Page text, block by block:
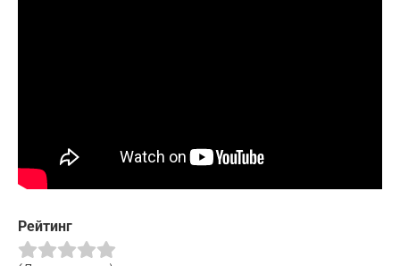
Рейтинг